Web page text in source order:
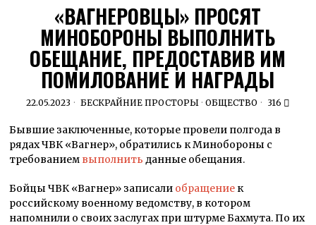
«ВАГНЕРОВЦЫ» ПРОСЯТ
МИНОБОРОНЫ ВЫПОЛНИТЬ
ОБЕЩАНИЕ, ПРЕДОСТАВИВ ИМ
ПОМИЛОВАНИЕ И НАГРАДЫ
22.05.2023 БЕСКРАЙНИЕ ПРОСТОРЫ · ОБЩЕСТВО 316
Бывшие заключенные, которые провели полгода в
рядах ЧВК «Вагнер», обратились к Минобороны с
требованием выполнить данные обещания.
Бойцы ЧВК «Вагнер» записали обращение к
российскому военному ведомству, в котором
напомнили о своих заслугах при штурме Бахмута. По их